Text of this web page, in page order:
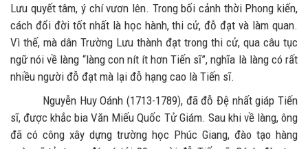
Lưu quyết tâm, ý chí vươn lên. Trong bối cảnh thời Phong kiến,
cách đổi đời tốt nhất là học hành, thi cử, đỗ đạt và làm quan.
Vì thế, mà dân Trường Lưu thành đạt trong thi cử, qua câu tục
ngữ nói về làng “làng con nít ít hơn Tiến sĩ”, nghĩa là làng có rất
nhiều người đỗ đạt mà lại đỗ hạng cao là Tiến sĩ.
Nguyễn Huy Oánh (1713-1789), đã đỗ Đệ nhất giáp Tiến
sĩ, được khắc bia Văn Miếu Quốc Tử Giám. Sau khi về làng, ông
đã có công xây dựng trường học Phúc Giang, đào tạo hàng